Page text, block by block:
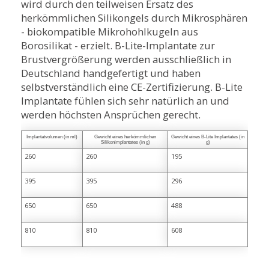
wird durch den teilweisen Ersatz des
herkömmlichen Silikongels durch Mikrosphären
- biokompatible Mikrohohlkugeln aus
Borosilikat - erzielt. B-Lite-Implantate zur
Brustvergrößerung werden ausschließlich in
Deutschland handgefertigt und haben
selbstverständlich eine CE-Zertifizierung. B-Lite
Implantate fühlen sich sehr natürlich an und
werden höchsten Ansprüchen gerecht.
Implantatvolumen (in ml)
Gewicht eines herkömmlichen
Silikonimplantates (in g)
Gewicht eines B-Lite Implantates (in
g)
260 260 195
395 395 296
650 650 488
810 810 608